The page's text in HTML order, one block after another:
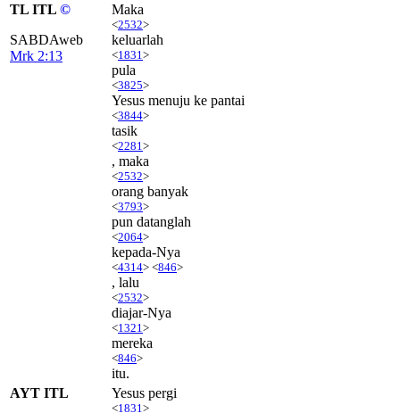
TL ITL ©
SABDAweb
Mrk 2:13
Maka
<2532>
keluarlah
<1831 >
pula
<3825>
Yesus menuju ke pantai
<3844>
tasik
<2281 >
, maka
<2532>
orang banyak
<3793>
pun datanglah
<2064>
kepada-Nya
<4314> <846>
, lalu
<2532>
diajar-Nya
<1321 >
mereka
<846>
itu.
AYT ITL
Yesus pergi
<1831 >